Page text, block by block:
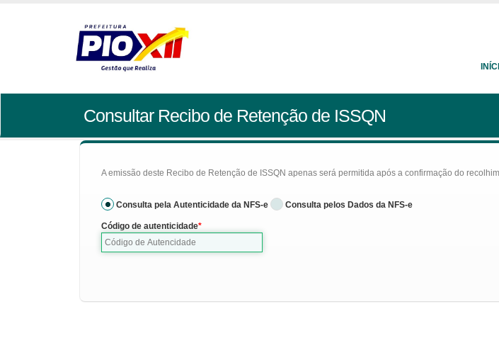
Consultar Recibo de Retenção de ISSQN
A emissão deste Recibo de Retenção de ISSQN apenas será permitida após a confirmação do
Consulta pela Autenticidade da NFS-e Consulta pelos Dados da NFS-e
Código de autenticidade